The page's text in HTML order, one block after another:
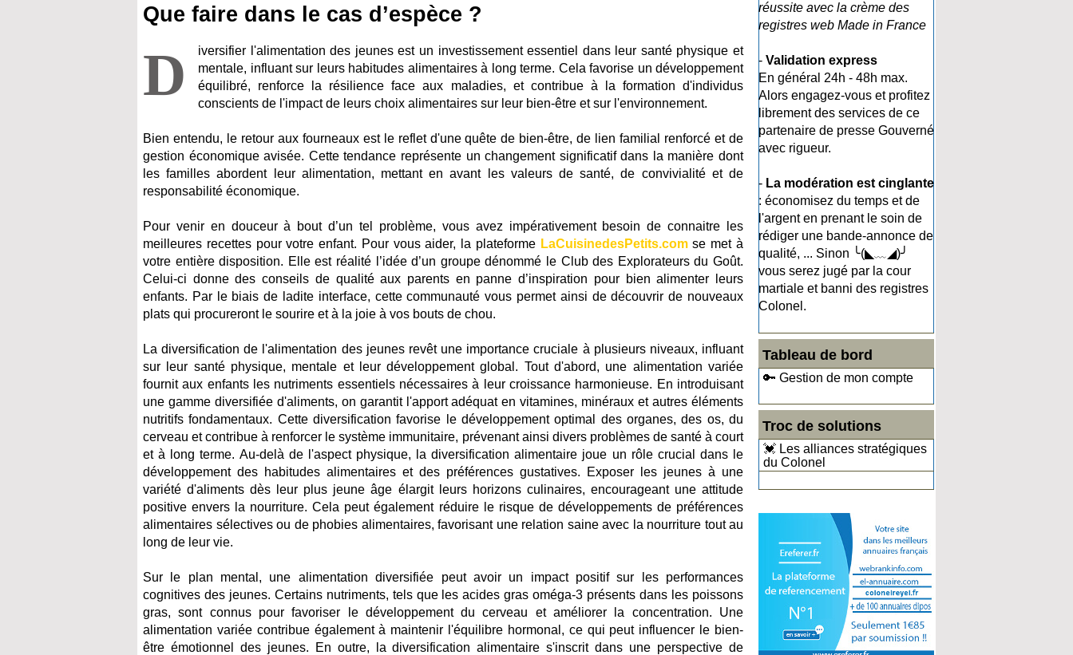
réussite avec la crème des
registres web Made in France
- Validation express
En général 24h - 48h max.
Alors engagez-vous et profitez
librement des services de ce
partenaire de presse Gouverné
avec rigueur.
- La modération est cinglante
: économisez du temps et de
l'argent en prenant le soin de
rédiger une bande-annonce de
qualité, ... Sinon ╰(◣﹏◢)╯
vous serez jugé par la cour
martiale et banni des registres
Colonel.
Tableau de bord
🔑 Gestion de mon compte
Troc de solutions
💓 Les alliances stratégiques
du Colonel
Que faire dans le cas d’espèce ?
D
iversifier l'alimentation des jeunes est un investissement essentiel dans leur santé physique et
mentale, influant sur leurs habitudes alimentaires à long terme. Cela favorise un développement
équilibré, renforce la résilience face aux maladies, et contribue à la formation d'individus
conscients de l'impact de leurs choix alimentaires sur leur bien-être et sur l'environnement.
Bien entendu, le retour aux fourneaux est le reflet d'une quête de bien-être, de lien familial renforcé et de
gestion économique avisée. Cette tendance représente un changement significatif dans la manière dont
les familles abordent leur alimentation, mettant en avant les valeurs de santé, de convivialité et de
responsabilité économique.
Pour venir en douceur à bout d’un tel problème, vous avez impérativement besoin de connaitre les
meilleures recettes pour votre enfant. Pour vous aider, la plateforme LaCuisinedesPetits.comse met à
votre entière disposition. Elle est réalité l’idée d’un groupe dénommé le Club des Explorateurs du Goût.
Celui-ci donne des conseils de qualité aux parents en panne d’inspiration pour bien alimenter leurs
enfants. Par le biais de ladite interface, cette communauté vous permet ainsi de découvrir de nouveaux
plats qui procureront le sourire et à la joie à vos bouts de chou.
La diversification de l'alimentation des jeunes revêt une importance cruciale à plusieurs niveaux, influant
sur leur santé physique, mentale et leur développement global. Tout d'abord, une alimentation variée
fournit aux enfants les nutriments essentiels nécessaires à leur croissance harmonieuse. En introduisant
une gamme diversifiée d'aliments, on garantit l'apport adéquat en vitamines, minéraux et autres éléments
nutritifs fondamentaux. Cette diversification favorise le développement optimal des organes, des os, du
cerveau et contribue à renforcer le système immunitaire, prévenant ainsi divers problèmes de santé à court
et à long terme. Au-delà de l'aspect physique, la diversification alimentaire joue un rôle crucial dans le
développement des habitudes alimentaires et des préférences gustatives. Exposer les jeunes à une
variété d'aliments dès leur plus jeune âge élargit leurs horizons culinaires, encourageant une attitude
positive envers la nourriture. Cela peut également réduire le risque de développements de préférences
alimentaires sélectives ou de phobies alimentaires, favorisant une relation saine avec la nourriture tout au
long de leur vie.
Sur le plan mental, une alimentation diversifiée peut avoir un impact positif sur les performances
cognitives des jeunes. Certains nutriments, tels que les acides gras oméga-3 présents dans les poissons
gras, sont connus pour favoriser le développement du cerveau et améliorer la concentration. Une
alimentation variée contribue également à maintenir l'équilibre hormonal, ce qui peut influencer le bien-
être émotionnel des jeunes. En outre, la diversification alimentaire s'inscrit dans une perspective de